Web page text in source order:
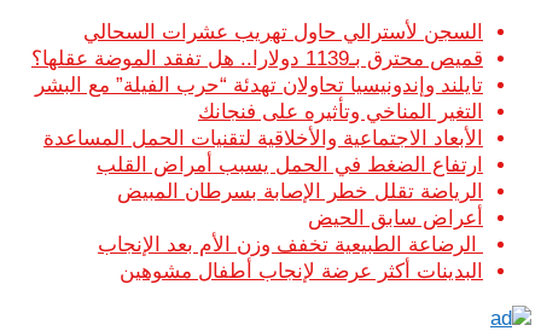
السجن لأسترالي حاول تهريب عشرات السحالي
قميص محترق بـ1139 دولارا.. هل تفقد الموضة عقلها؟
تايلند وإندونيسيا تحاولان تهدئة “حرب الفيلة” مع البشر
التغير المناخي وتأثيره على فنجانك
الأبعاد الاجتماعية والأخلاقية لتقنيات الحمل المساعدة
ارتفاع الضغط في الحمل يسبب أمراض القلب
الرياضة تقلل خطر الإصابة بسرطان المبيض
أعراض سابق الحيض
الرضاعة الطبيعية تخفف وزن الأم بعد الإنجاب
البدينات أكثر عرضة لإنجاب أطفال مشوهين